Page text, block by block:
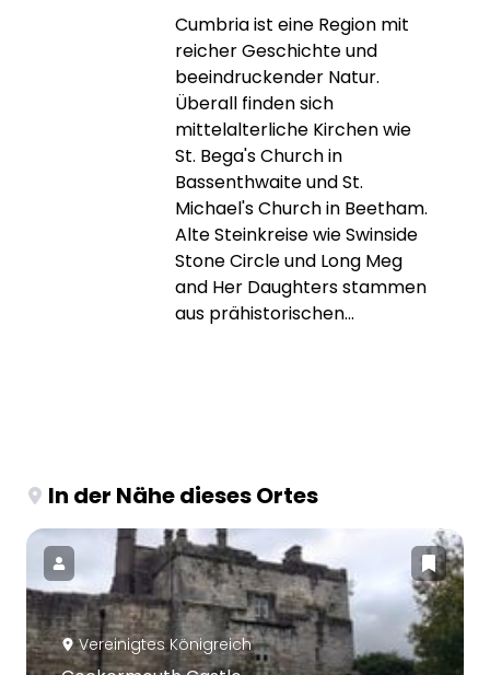
Cumbria ist eine Region mit
reicher Geschichte und
beeindruckender Natur.
Überall finden sich
mittelalterliche Kirchen wie
St. Bega's Church in
Bassenthwaite und St.
Michael's Church in Beetham.
Alte Steinkreise wie Swinside
Stone Circle und Long Meg
and Her Daughters stammen
aus prähistorischen...
In der Nähe dieses Ortes
Vereinigtes Königreich